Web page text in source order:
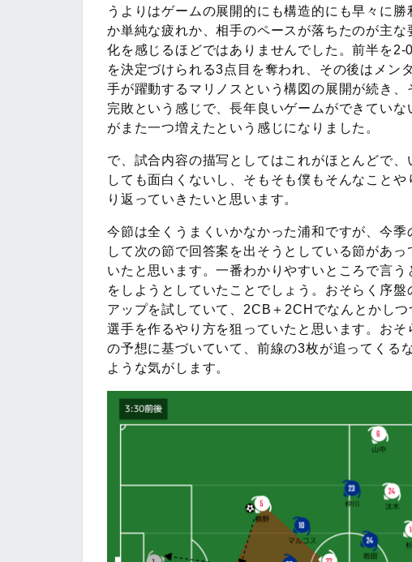
うよりはゲームの展開的にも構造的にも早々に
か単純な疲れか、相手のペースが落ちたのが主
化を感じるほどではありませんでした。前半を
を決定づけられる3点目を奪われ、その後はメン
手が躍動するマリノスという構図の展開が続き
完敗という感じで、長年良いゲームができてい
がまた一つ増えたという感じになりました。
で、試合内容の描写としてはこれがほとんどで
しても面白くないし、そもそも僕もそんなこと
り返っていきたいと思います。
今節は全くうまくいかなかった浦和ですが、今
して次の節で回答案を出そうとしている節があ
いたと思います。一番わかりやすいところで言
をしようとしていたことでしょう。おそらく序
アップを試していて、2CB＋2CHでなんとかし
選手を作るやり方を狙っていたと思います。お
の予想に基づいていて、前線の3枚が追ってくる
ような気がします。